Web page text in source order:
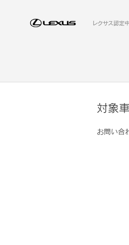
レクサス認定
対象
お問い合